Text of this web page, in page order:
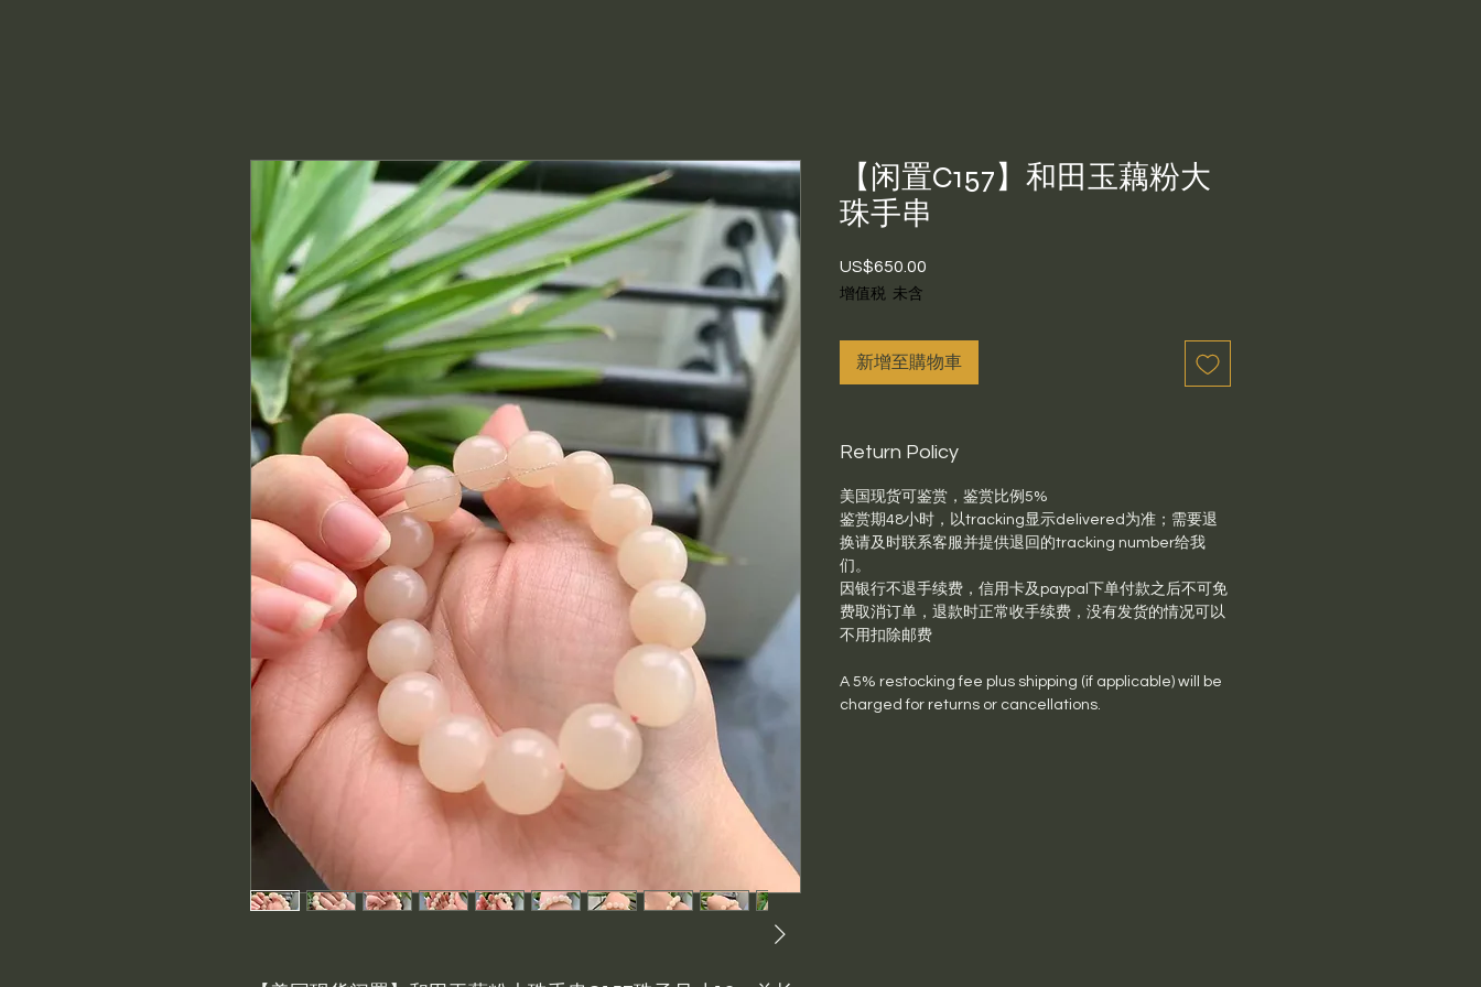
【闲置C157】和田玉藕粉大
珠手串
US$650.00
增值税 未含
新增至購物車
Return Policy
美国现货可鉴赏，鉴赏比例5%
鉴赏期48小时，以tracking显示delivered为准；需要退
换请及时联系客服并提供退回的tracking number给我
们。
因银行不退手续费，信用卡及paypal下单付款之后不可免
费取消订单，退款时正常收手续费，没有发货的情况可以
不用扣除邮费
A 5% restocking fee plus shipping (if applicable) will be
charged for returns or cancellations.